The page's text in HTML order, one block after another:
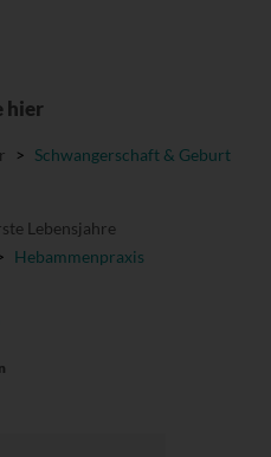
hier
> Schwangerschaft & Geburt
Lebensjahre
Hebammenpraxis